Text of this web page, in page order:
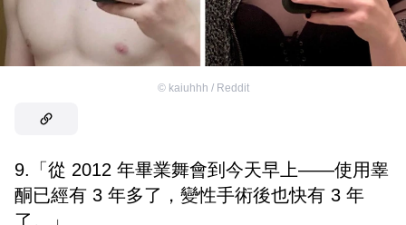
© kaiuhhh / Reddit
9.「從 2012 年畢業舞會到今天早上——使用睾
酮已經有 3 年多了，變性手術後也快有 3 年
了。」